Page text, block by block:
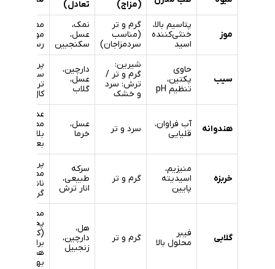
(مزاج)
تعادل)
موز
پتاسیم بالا،
خنثی‌کننده
اسید
گرم و تر
(مناسب
سردمزاجان)
نمک،
عسل،
سکنجبین
مصرف
موز کاملاً
رسیده
سیب
حاوی
پکتین،
تنظیم pH
شیرین:
گرم و تر /
ترش: سرد
و خشک
دارچین،
عسل،
گلاب
پرهیز از
سیب
ترش و
کال
هندوانه
آب فراوان،
قلیایی
سرد و تر
عسل،
خرما
عدم
مصرف
بلافاصله
بعد غذا
خربزه
منیزیم،
اسیدیته
پایین
گرم و تر
سرکه
طبیعی،
انار ترش
پرهیز از
مصرف
ناشتا در
گرم‌مزاجان
گلابی
فیبر
محلول بالا
گرم و تر
هل،
دارچین،
زنجبیل
مصرف
پخته
(کمپوت)
برای
هضم
بهتر